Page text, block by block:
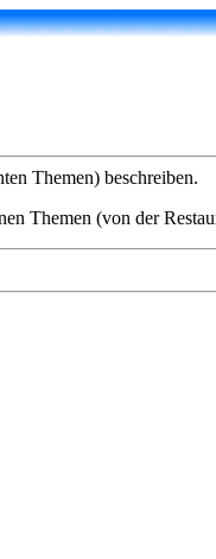
Themen) beschreiben.
Themen (von der